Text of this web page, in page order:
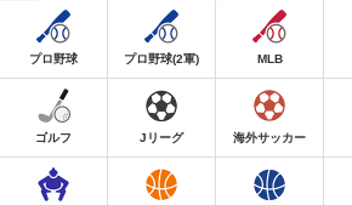
プロ野球 プロ野球(2軍) MLB
ゴルフ Jリーグ 海外サッカー